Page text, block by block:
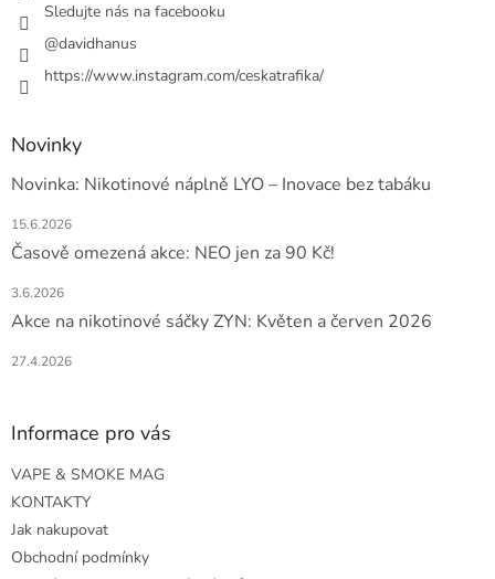
Sledujte nás na facebooku
@davidhanus
https://www.instagram.com/ceskatrafika/
Novinky
Novinka: Nikotinové náplně LYO – Inovace bez tabáku
15.6.2026
Časově omezená akce: NEO jen za 90 Kč!
3.6.2026
Akce na nikotinové sáčky ZYN: Květen a červen 2026
27.4.2026
Informace pro vás
VAPE & SMOKE MAG
KONTAKTY
Jak nakupovat
Obchodní podmínky